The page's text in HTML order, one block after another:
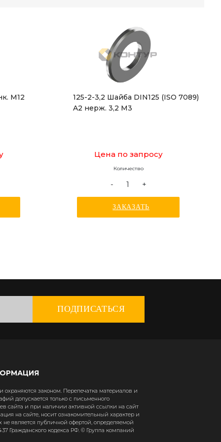
М12
125-2-3,2 Шайба DIN125 (ISO 7089)
A2 нерж. 3,2 M3
Цена по запросу
Количество
- +
ЗАКАЗАТЬ
ПОДПИСАТЬСЯ
законом. Перепечатка материалов и
допускается только с письменного
сайта и при наличии активной ссылки на сайт
на сайте, носит ознакомительный характер и
является публичной офертой, определяемой
Гражданского кодекса РФ. © Группа компаний